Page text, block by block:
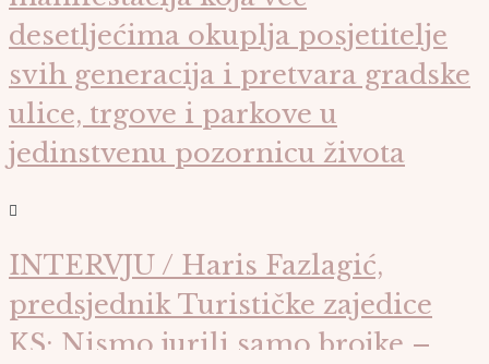
desetljećima okuplja posjetitelje
svih generacija i pretvara gradske
ulice, trgove i parkove u
jedinstvenu pozornicu života
INTERVJU / Haris Fazlagić,
predsjednik Turističke zajedice
KS: Nismo jurili samo brojke –